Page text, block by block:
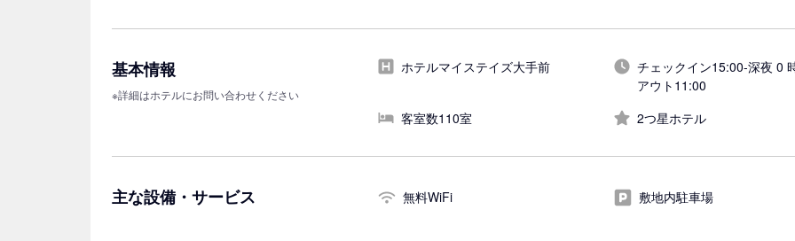
基本情報
※詳細はホテルにお問い合わせください
ホテルマイステイズ大手前
チェックイン15:00-深夜 0
アウト11:00
客室数110室 2つ星ホテル
主な設備・サービス 無料WiFi 敷地内駐車場